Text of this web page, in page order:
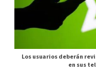
Los usuarios deberán
en sus